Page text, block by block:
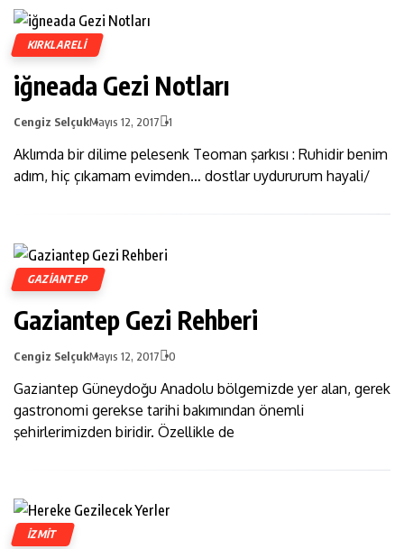
KIRKLARELI
iğneada Gezi Notları
Cengiz SelçukMayıs 12, 2017 1
Aklımda bir dilime pelesenk Teoman şarkısı : Ruhidir benim
adım, hiç çıkamam evimden… dostlar uydururum hayali/
GAZIANTEP
Gaziantep Gezi Rehberi
Cengiz SelçukMayıs 12, 2017 0
Gaziantep Güneydoğu Anadolu bölgemizde yer alan, gerek
gastronomi gerekse tarihi bakımından önemli
şehirlerimizden biridir. Özellikle de
İZMIT